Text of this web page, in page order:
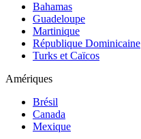
Bahamas
Guadeloupe
Martinique
République Dominicaine
Turks et Caïcos
Amériques
Brésil
Canada
Mexique